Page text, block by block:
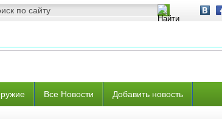
Все Новости Добавить новость